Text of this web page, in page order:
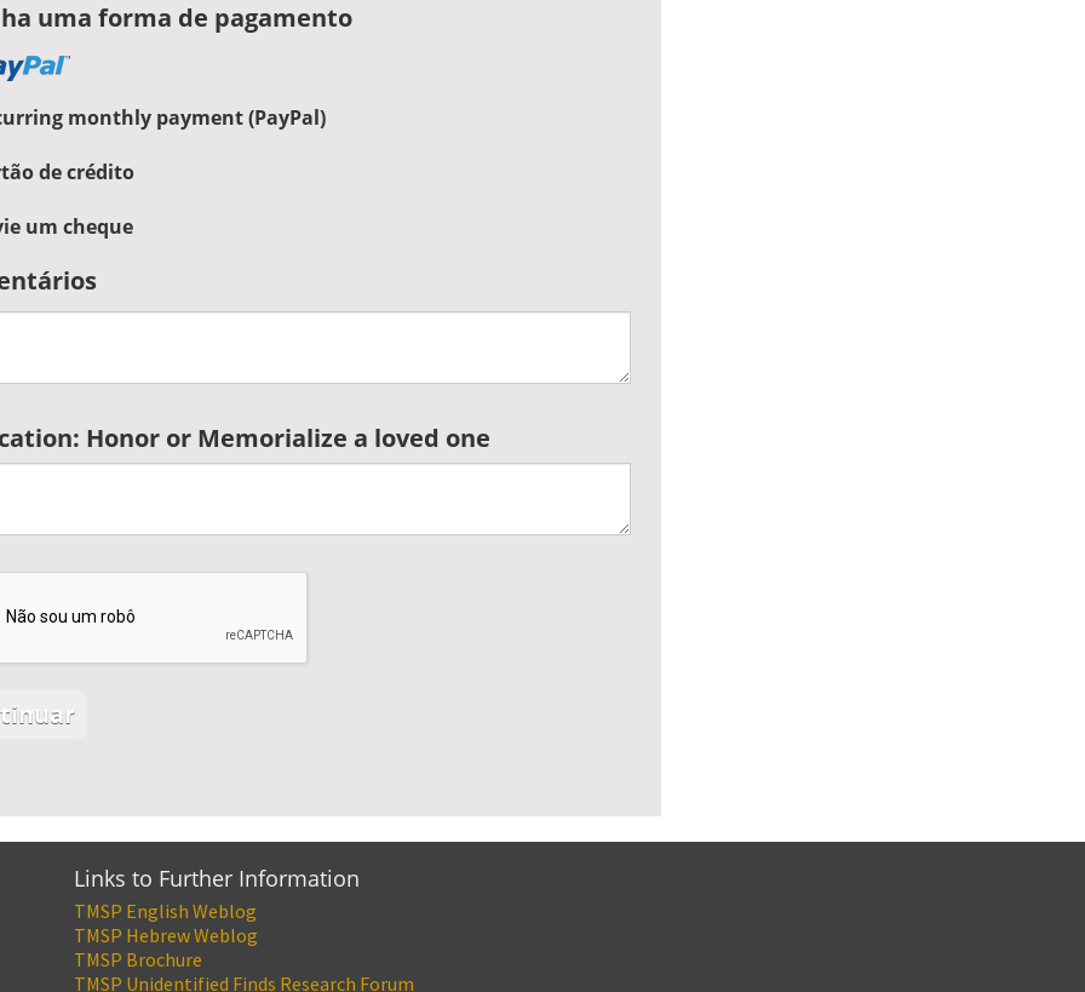
uma forma de pagamento
monthly payment (PayPal)
de crédito
um cheque
Honor or Memorialize a loved one
Links to Further Information
TMSP English Weblog
TMSP Hebrew Weblog
TMSP Brochure
TMSP Unidentified Finds Research Forum